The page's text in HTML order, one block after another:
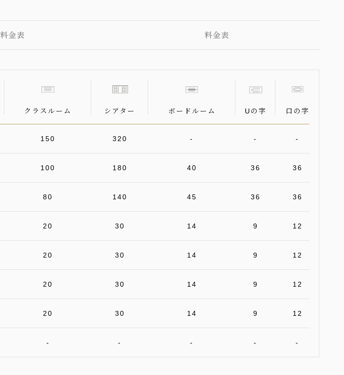
料金表 料金表
クラスルーム シアター ボードルーム Uの字 口の字
150 320 - - -
100 180 40 36 36
80 140 45 36 36
20 30 14 9 12
20 30 14 9 12
20 30 14 9 12
20 30 14 9 12
- - - - -